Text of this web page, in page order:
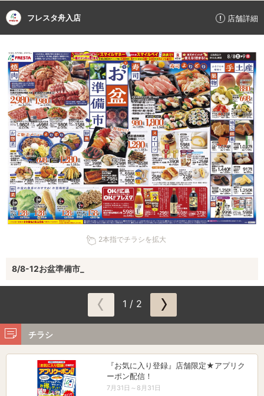
フレスタ舟入店 店舗詳細
2本指でチラシを拡大
8/8-12お盆準備市_
1 / 2
チラシ
『お気に入り登録』店舗限定★アプリク
ーポン配信！
7月31日～8月31日